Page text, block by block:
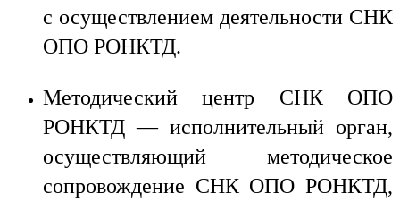
с осуществлением деятельности СНК
ОПО РОНКТД.
Методический центр СНК ОПО
РОНКТД — исполнительный орган,
осуществляющий методическое
сопровождение СНК ОПО РОНКТД,